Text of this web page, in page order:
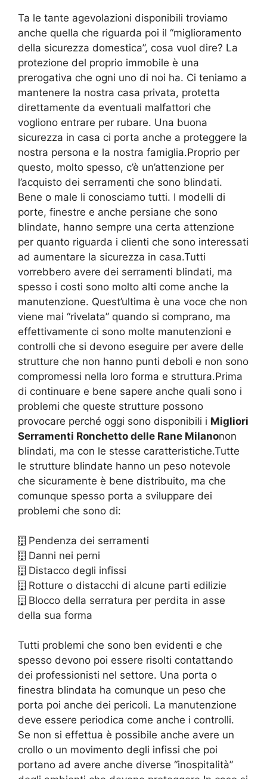
Ta le tante agevolazioni disponibili troviamo
anche quella che riguarda poi il “miglioramento
della sicurezza domestica”, cosa vuol dire? La
protezione del proprio immobile è una
prerogativa che ogni uno di noi ha. Ci teniamo a
mantenere la nostra casa privata, protetta
direttamente da eventuali malfattori che
vogliono entrare per rubare. Una buona
sicurezza in casa ci porta anche a proteggere la
nostra persona e la nostra famiglia.Proprio per
questo, molto spesso, c’è un’attenzione per
l’acquisto dei serramenti che sono blindati.
Bene o male li conosciamo tutti. I modelli di
porte, finestre e anche persiane che sono
blindate, hanno sempre una certa attenzione
per quanto riguarda i clienti che sono interessati
ad aumentare la sicurezza in casa.Tutti
vorrebbero avere dei serramenti blindati, ma
spesso i costi sono molto alti come anche la
manutenzione. Quest’ultima è una voce che non
viene mai “rivelata” quando si comprano, ma
effettivamente ci sono molte manutenzioni e
controlli che si devono eseguire per avere delle
strutture che non hanno punti deboli e non sono
compromessi nella loro forma e struttura.Prima
di continuare e bene sapere anche quali sono i
problemi che queste strutture possono
provocare perché oggi sono disponibili i Migliori
Serramenti Ronchetto delle Rane Milanonon
blindati, ma con le stesse caratteristiche.Tutte
le strutture blindate hanno un peso notevole
che sicuramente è bene distribuito, ma che
comunque spesso porta a sviluppare dei
problemi che sono di:
Pendenza dei serramenti
Danni nei perni
Distacco degli infissi
Rotture o distacchi di alcune parti edilizie
Blocco della serratura per perdita in asse
della sua forma
Tutti problemi che sono ben evidenti e che
spesso devono poi essere risolti contattando
dei professionisti nel settore. Una porta o
finestra blindata ha comunque un peso che
porta poi anche dei pericoli. La manutenzione
deve essere periodica come anche i controlli.
Se non si effettua è possibile anche avere un
crollo o un movimento degli infissi che poi
portano ad avere anche diverse “inospitalità”